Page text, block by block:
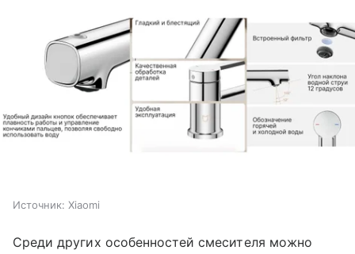
Источник: Xiaomi
Среди других особенностей смесителя можно